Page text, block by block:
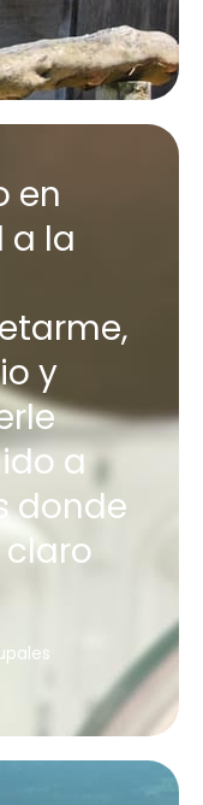
en
a la
y
a
donde